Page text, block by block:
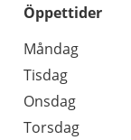
Öppettider
Dag
Öppettider
Kommentarer
Måndag
Tisdag
Onsdag
Torsdag